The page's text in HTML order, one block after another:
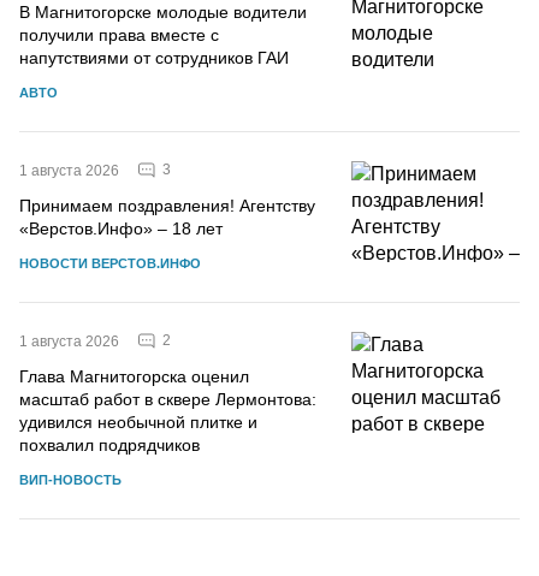
В Магнитогорске молодые водители
получили права вместе с
напутствиями от сотрудников ГАИ
АВТО
1 августа 2026 3
Принимаем поздравления! Агентству
«Верстов.Инфо» – 18 лет
НОВОСТИ ВЕРСТОВ.ИНФО
1 августа 2026 2
Глава Магнитогорска оценил
масштаб работ в сквере Лермонтова:
удивился необычной плитке и
похвалил подрядчиков
ВИП-НОВОСТЬ